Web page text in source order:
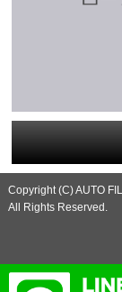
Copyright (C) AUTO
All Rights Reserved.